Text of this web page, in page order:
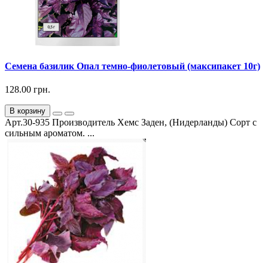
Семена базилик Опал темно-фиолетовый (максипакет 10г)
128.00 грн.
В корзину
Арт.30-935 Производитель Хемс Заден, (Нидерланды) Сорт с
сильным ароматом. ...